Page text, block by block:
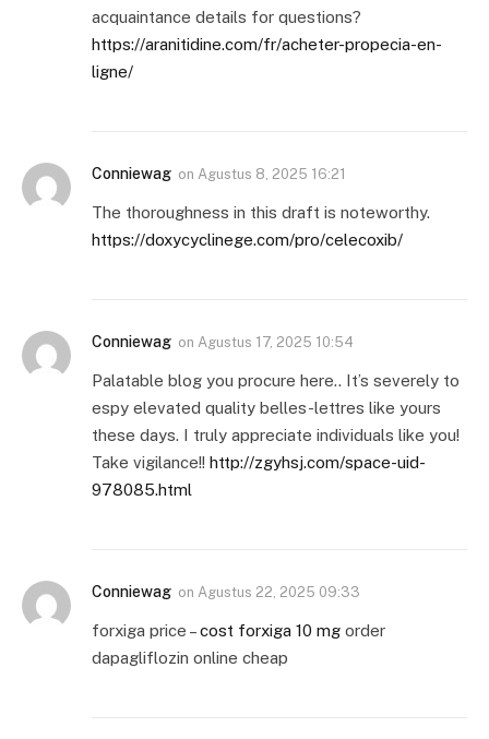
acquaintance details for questions?
https://aranitidine.com/fr/acheter-propecia-en-
ligne/
Conniewag on Agustus 8, 2025 16:21
The thoroughness in this draft is noteworthy.
https://doxycyclinege.com/pro/celecoxib/
Conniewag on Agustus 17, 2025 10:54
Palatable blog you procure here.. It’s severely to
espy elevated quality belles-lettres like yours
these days. I truly appreciate individuals like you!
Take vigilance!! http://zgyhsj.com/space-uid-
978085.html
Conniewag on Agustus 22, 2025 09:33
forxiga price –cost forxiga 10 mg order
dapagliflozin online cheap